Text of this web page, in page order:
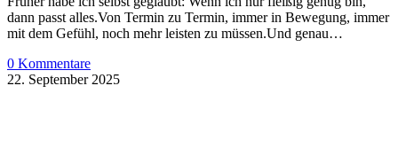
dann passt alles.Von Termin zu Termin, immer in Bewegung, immer
mit dem Gefühl, noch mehr leisten zu müssen.Und genau…
0 Kommentare
22. September 2025